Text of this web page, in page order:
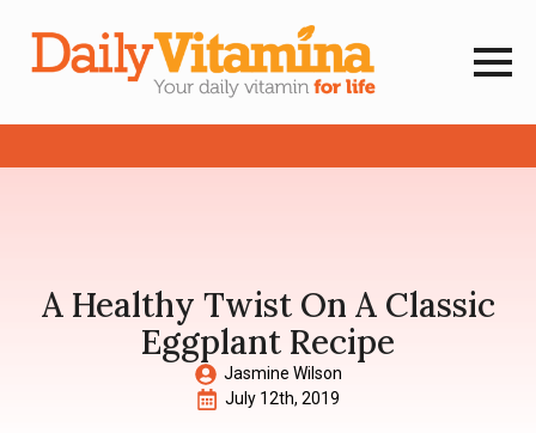
A Healthy Twist On A Classic
Eggplant Recipe
Jasmine Wilson
July 12th, 2019